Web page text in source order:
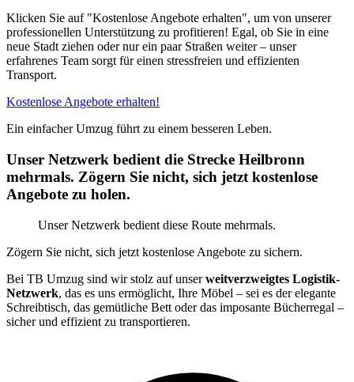
Klicken Sie auf "Kostenlose Angebote erhalten", um von unserer
professionellen Unterstützung zu profitieren! Egal, ob Sie in eine
neue Stadt ziehen oder nur ein paar Straßen weiter – unser
erfahrenes Team sorgt für einen stressfreien und effizienten
Transport.
Kostenlose Angebote erhalten!
Ein einfacher Umzug führt zu einem besseren Leben.
Unser Netzwerk bedient die Strecke Heilbronn
mehrmals. Zögern Sie nicht, sich jetzt kostenlose
Angebote zu holen.
Unser Netzwerk bedient diese Route mehrmals.
Zögern Sie nicht, sich jetzt kostenlose Angebote zu sichern.
Bei TB Umzug sind wir stolz auf unserweitverzweigtes Logistik-
Netzwerk, das es uns ermöglicht, Ihre Möbel – sei es der elegante
Schreibtisch, das gemütliche Bett oder das imposante Bücherregal –
sicher und effizient zu transportieren.